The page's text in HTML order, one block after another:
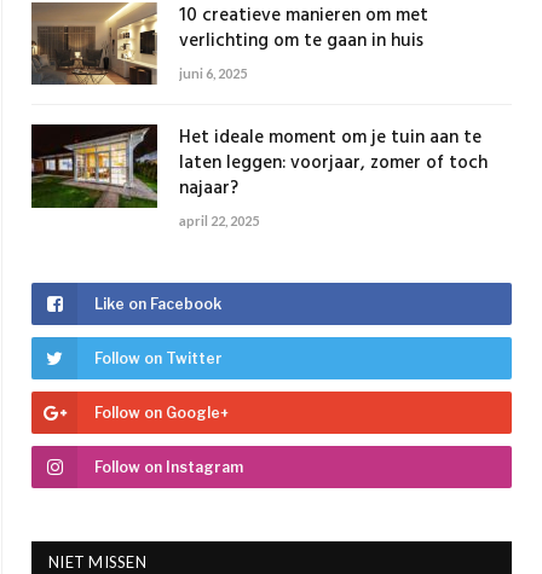
10 creatieve manieren om met
verlichting om te gaan in huis
juni 6, 2025
Het ideale moment om je tuin aan te
laten leggen: voorjaar, zomer of toch
najaar?
april 22, 2025
Like on Facebook
Follow on Twitter
Follow on Google+
Follow on Instagram
NIET MISSEN